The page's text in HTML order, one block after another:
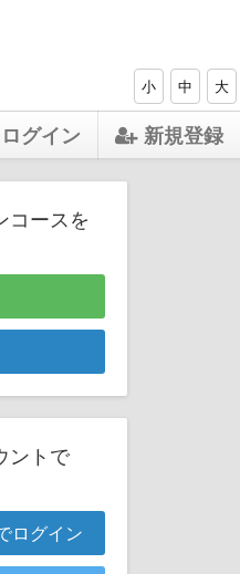
小 中 大
ログイン 新規登録
コースを
ントで
ログイン